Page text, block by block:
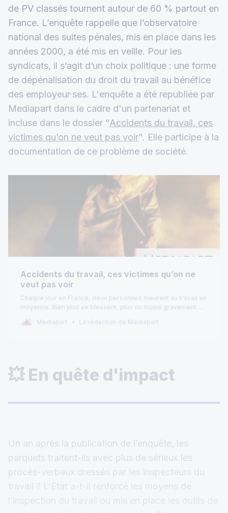
de PV classés tournent autour de 60 % partout en
France. L’enquête rappelle que l’observatoire
national des suites pénales, mis en place dans les
années 2000, a été mis en veille. Pour les
syndicats, il s’agit d’un choix politique : une forme
de dépénalisation du droit du travail au bénéfice
des employeur·ses. L'enquête a été republiée par
Mediapart dans le cadre d'un partenariat et
incluse dans le dossier "Accidents du travail, ces
victimes qu’on ne veut pas voir". Elle participe à la
documentation de ce problème de société.
Accidents du travail, ces victimes qu’on ne
veut pas voir
Chaque jour en France, deux personnes meurent au travail en
moyenne. Bien plus se blessent, plus ou moins gravement.
politiques ou médiatiq…
Mediapart La rédaction de Mediapart
💥 En quête d'impact
Un an après la publication de l’enquête, les
parquets traitent-ils avec plus de sérieux les